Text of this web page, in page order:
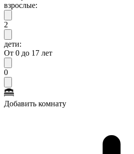
взрослые:
2
дети:
От 0 до 17 лет
0
Добавить комнату